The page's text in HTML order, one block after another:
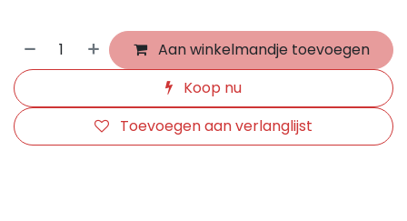
Aan winkelmandje toevoegen
Koop nu
Toevoegen aan verlanglijst